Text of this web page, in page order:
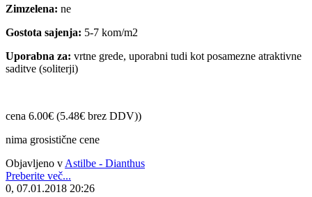
Zimzelena: ne
Gostota sajenja: 5-7 kom/m2
Uporabna za: vrtne grede, uporabni tudi kot posamezne atraktivne
saditve (soliterji)
cena 6.00€ (5.48€ brez DDV))
nima grosistične cene
Objavljeno vAstilbe - Dianthus
Preberite več...
0, 07.01.2018 20:26